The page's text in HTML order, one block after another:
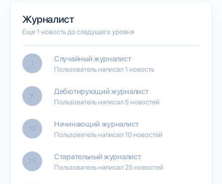
Журналист
Еще 1 новость до следущего уровня
1 Случайный журналист
Пользователь написал 1 новость
5 Дебютирующий журналист
Пользователь написал 5 новостей
10 Начинающий журналист
Пользователь написал 10 новостей
25 Старательный журналист
Пользователь написал 25 новостей